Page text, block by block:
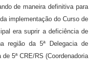
de maneira definitiva para
implementação do Curso de
era suprir a deficiência de
região da 5ª Delegacia de
5ª CRE/RS (Coordenadoria